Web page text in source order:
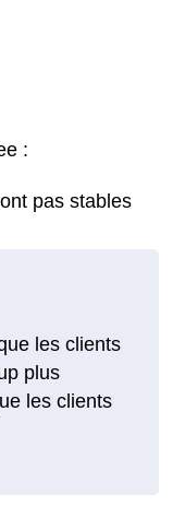
:
pas stables
les clients
plus
les clients